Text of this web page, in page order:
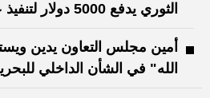
الثوري يدفع 5000 دولار لتنفيذ عملية انتقامية
أمين مجلس التعاون يدين
الله" في الشأن الداخلي